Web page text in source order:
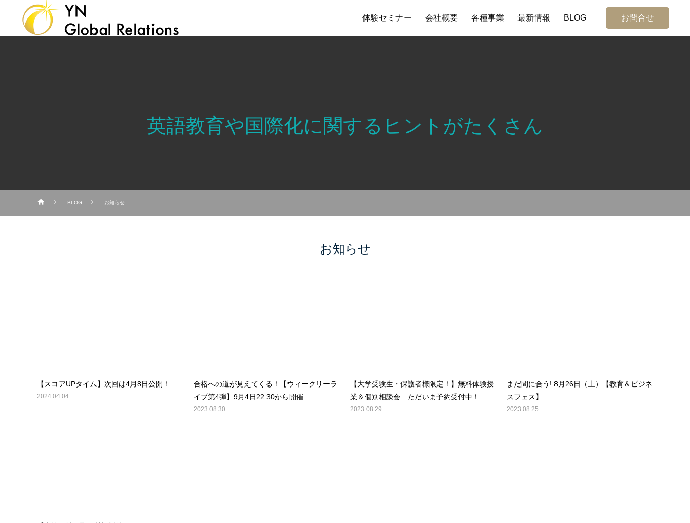
体験セミナー 会社概要 各種事業 最新情報 BLOG お問合せ
英語教育や国際化に関するヒントがたくさん
BLOG お知らせ
お知らせ
【スコアUPタイム】次回は4月8日公開！
2024.04.04
合格への道が見えてくる！【ウィークリーラ
イブ第4弾】9月4日22:30から開催
2023.08.30
【大学受験生・保護者様限定！】無料体験授
業＆個別相談会 ただいま予約受付中！
2023.08.29
まだ間に合う! 8月26日（土）【教育＆ビジネ
スフェス】
2023.08.25